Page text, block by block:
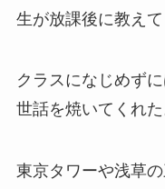
生が放課後に教えて
クラスになじめず
世話を焼いてくれた
東京タワーや浅草